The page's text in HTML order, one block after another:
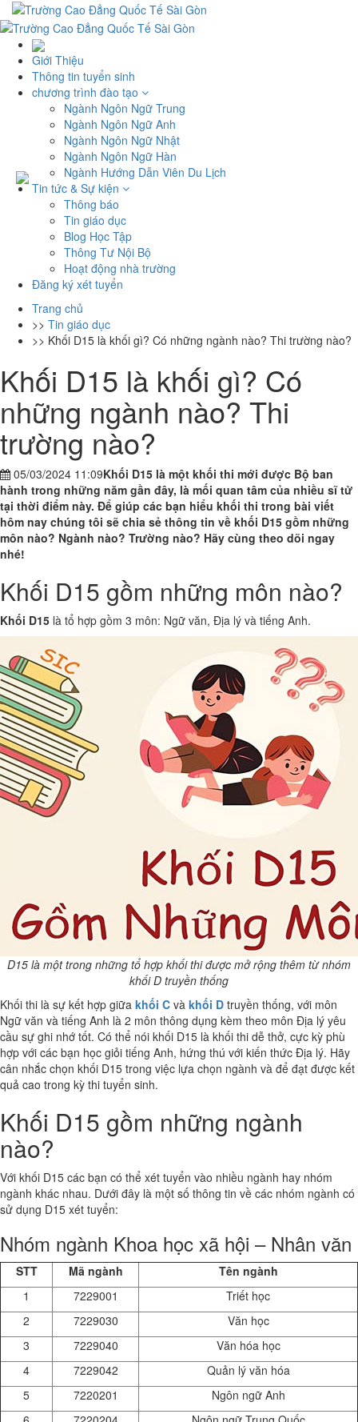
Giới Thiệu
Thông tin tuyển sinh
chương trình đào tạo
Ngành Ngôn Ngữ Trung
Ngành Ngôn Ngữ Anh
Ngành Ngôn Ngữ Nhật
Ngành Ngôn Ngữ Hàn
Ngành Hướng Dẫn Viên Du Lịch
Tin tức & Sự kiện
Thông báo
Tin giáo dục
Blog Học Tập
Thông Tư Nội Bộ
Hoạt động nhà trường
Đăng ký xét tuyển
Trang chủ
>> Tin giáo dục
>> Khối D15 là khối gì? Có những ngành nào? Thi trường nào?
Khối D15 là khối gì? Có
những ngành nào? Thi
trường nào?
05/03/2024 11:09Khối D15 là một khối thi mới được Bộ ban
hành trong những năm gần đây, là mối quan tâm của nhiều sĩ tử
tại thời điểm này. Để giúp các bạn hiểu khối thi trong bài viết
hôm nay chúng tôi sẽ chia sẻ thông tin về khối D15 gồm những
môn nào? Ngành nào? Trường nào? Hãy cùng theo dõi ngay
nhé!
Khối D15 gồm những môn nào?
Khối D15 là tổ hợp gồm 3 môn: Ngữ văn, Địa lý và tiếng Anh.
D15 là một trong những tổ hợp khối thi được mở rộng thêm từ nhóm
khối D truyền thống
Khối thi là sự kết hợp giữa khối C và khối D truyền thống, với môn
Ngữ văn và tiếng Anh là 2 môn thông dụng kèm theo môn Địa lý yêu
cầu sự ghi nhớ tốt. Có thể nói khối D15 là khối thi dễ thở, cực kỳ phù
hợp với các bạn học giỏi tiếng Anh, hứng thú với kiến thức Địa lý. Hãy
cân nhắc chọn khối D15 trong việc lựa chọn ngành và để đạt được kết
quả cao trong kỳ thi tuyển sinh.
Khối D15 gồm những ngành
nào?
Với khối D15 các bạn có thể xét tuyển vào nhiều ngành hay nhóm
ngành khác nhau. Dưới đây là một số thông tin về các nhóm ngành có
sử dụng D15 xét tuyển:
Nhóm ngành Khoa học xã hội – Nhân văn
STT Mã ngành
Tên ngành
1
7229001
Triết học
2
7229030
Văn học
3
7229040
Văn hóa học
4
7229042
Quản lý văn hóa
5
7220201
Ngôn ngữ Anh